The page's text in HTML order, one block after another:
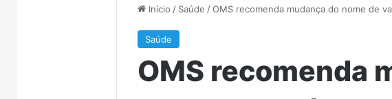
Início / Saúde / OMS recomenda mudança do nome de
Saúde
OMS recomenda